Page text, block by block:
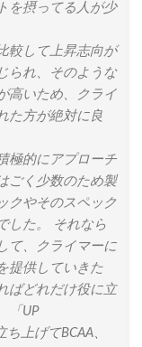
を摂ってる人が少
較して上昇志向が
られ、そのような
高いため、クライ
た方が絶対に良
極的にアプローチ
ごく少数のため製
クやそのスペック
した。 それなら
て、クライマーに
提供していきた
ばどれだけ役に立
「UP
上げてBCAA、